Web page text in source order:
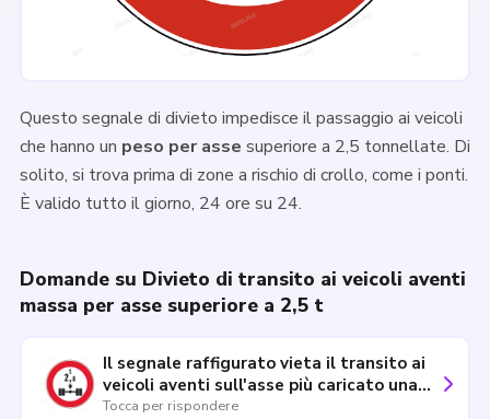
Questo segnale di divieto impedisce il passaggio ai veicoli
che hanno un peso per asse superiore a 2,5 tonnellate. Di
solito, si trova prima di zone a rischio di crollo, come i ponti.
È valido tutto il giorno, 24 ore su 24.
Domande su Divieto di transito ai veicoli aventi
massa per asse superiore a 2,5 t
Il segnale raffigurato vieta il transito ai
veicoli aventi sull'asse più caricato una
massa effettiva superiore a quella
Tocca per rispondere